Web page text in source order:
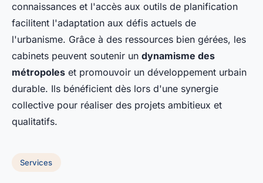
connaissances et l'accès aux outils de planification
facilitent l'adaptation aux défis actuels de
l'urbanisme. Grâce à des ressources bien gérées, les
cabinets peuvent soutenir un dynamisme des
métropoles et promouvoir un développement urbain
durable. Ils bénéficient dès lors d'une synergie
collective pour réaliser des projets ambitieux et
qualitatifs.
Services